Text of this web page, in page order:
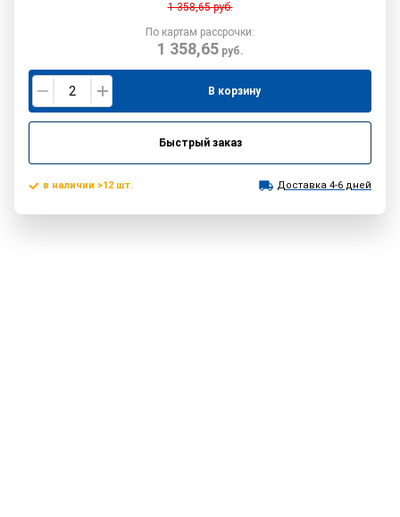
1 358,65руб.
По картам рассрочки:
1 358,65руб.
В корзину
Быстрый заказ
в наличии >12 шт. Доставка 4-6 дней